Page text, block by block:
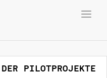
PILOTPROJEKTE